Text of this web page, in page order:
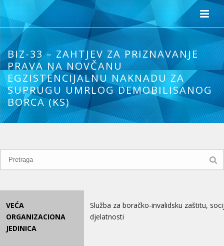
BIZ-33 – ZAHTJEV ZA PRIZNAVANJE
PRAVA NA NOVČANU
EGZISTENCIJALNU NAKNADU ZA
SUPRUGU UMRLOG DEMOBILISANOG
BORCA (KS)
VEĆA
ORGANIZACIONA
JEDINICA
Služba za boračko-invalidsku zaštitu,
djelatnosti